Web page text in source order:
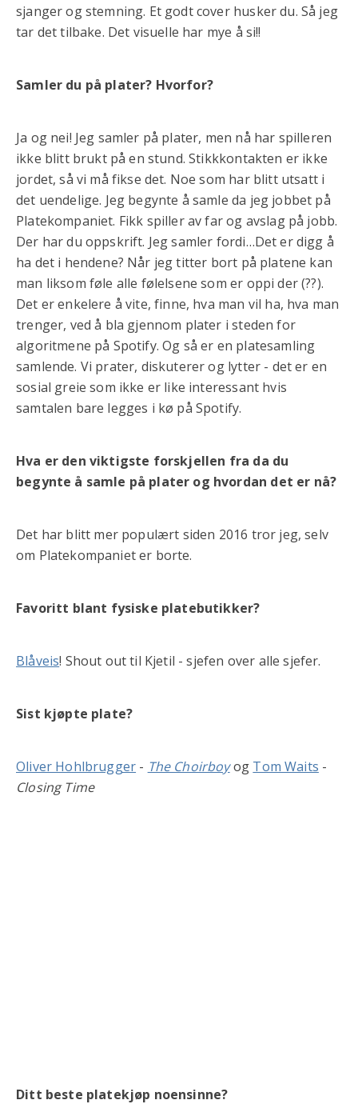
sjanger og stemning. Et godt cover husker du. Så jeg
tar det tilbake. Det visuelle har mye å si!!
Samler du på plater? Hvorfor?
Ja og nei! Jeg samler på plater, men nå har spilleren
ikke blitt brukt på en stund. Stikkkontakten er ikke
jordet, så vi må fikse det. Noe som har blitt utsatt i
det uendelige. Jeg begynte å samle da jeg jobbet på
Platekompaniet. Fikk spiller av far og avslag på jobb.
Der har du oppskrift. Jeg samler fordi…Det er digg å
ha det i hendene? Når jeg titter bort på platene kan
man liksom føle alle følelsene som er oppi der (??).
Det er enkelere å vite, finne, hva man vil ha, hva man
trenger, ved å bla gjennom plater i steden for
algoritmene på Spotify. Og så er en platesamling
samlende. Vi prater, diskuterer og lytter - det er en
sosial greie som ikke er like interessant hvis
samtalen bare legges i kø på Spotify.
Hva er den viktigste forskjellen fra da du
begynte å samle på plater og hvordan det er nå?
Det har blitt mer populært siden 2016 tror jeg, selv
om Platekompaniet er borte.
Favoritt blant fysiske platebutikker?
Blåveis! Shout out til Kjetil - sjefen over alle sjefer.
Sist kjøpte plate?
Oliver Hohlbrugger - The Choirboyog Tom Waits -
Closing Time
Ditt beste platekjøp noensinne?